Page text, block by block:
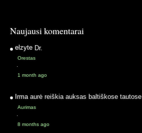
Naujausi komentarai
elzyte Dr.
Orestas
·
1 month ago
Irma aurė reiškia auksas baltiškose tautose
Aurimas
·
8 months ago